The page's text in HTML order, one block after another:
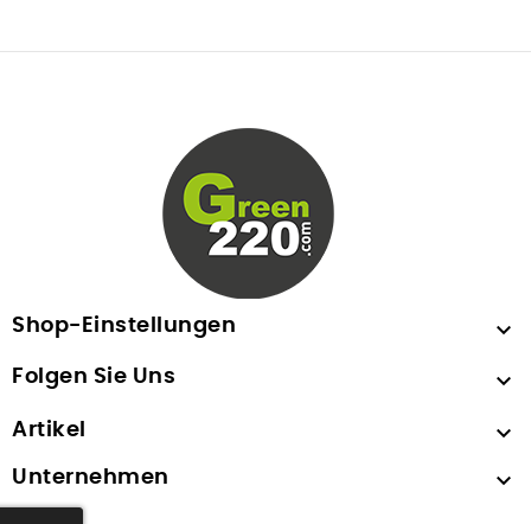
Shop-Einstellungen 
Folgen Sie Uns 
Artikel 
Unternehmen 